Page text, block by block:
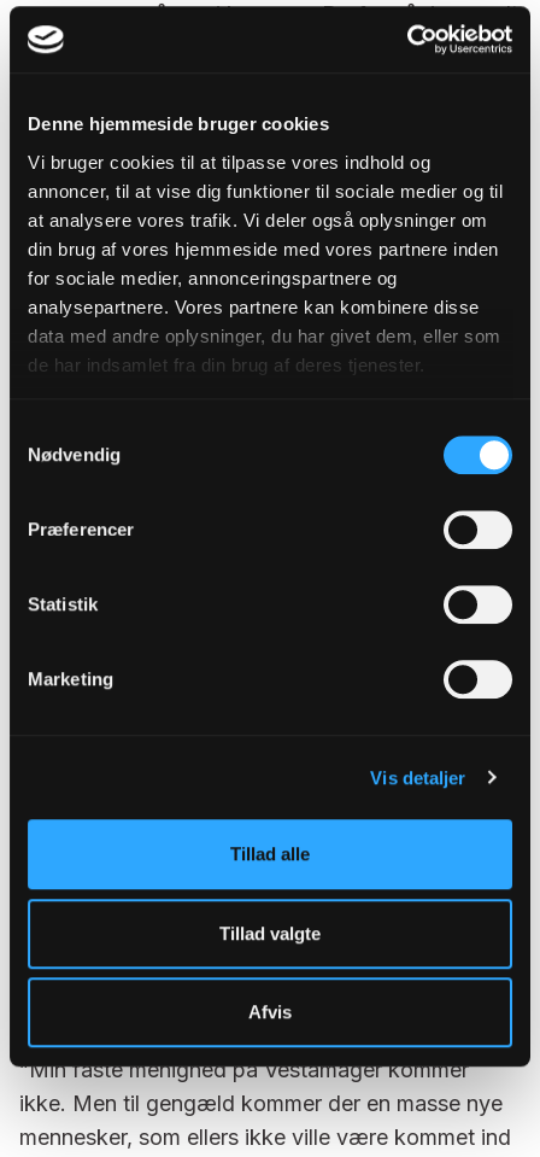
Denne hjemmeside bruger cookies
Vi bruger cookies til at tilpasse vores indhold og
annoncer, til at vise dig funktioner til sociale medier og til
at analysere vores trafik. Vi deler også oplysninger om
din brug af vores hjemmeside med vores partnere inden
for sociale medier, annonceringspartnere og
analysepartnere. Vores partnere kan kombinere disse
data med andre oplysninger, du har givet dem, eller som
de har indsamlet fra din brug af deres tjenester.
Nødvendig
Præferencer
Statistik
Marketing
Vis detaljer
Tillad alle
Tillad valgte
Afvis
mange er også nye i kroppen. Derfor går jeg rundt
og hjælper deltagerne med at finde bedst muligt
For Kamilla Bugge er det helt afgørende at være
med til at give det moderne menneske svar på
dets søgen. Hendes grundlæggende erfaring er
nemlig, at mange søger efter spiritualitet,
autenticitet og mening.
Det her er altså en måde at åbne kirken op på
Selvom den spiritualitet, man kan opleve ved at
dyrke yoga i kirkerummet, måske er anderledes
gudstjeneste, fastholder Kamilla Bugge, at det har
”Når vi laver yoga i kirken, handler det også om
Der er nemlig både bibellæsninger, bønner og
velsignelse med i sessionen. Ifølge præsten
hænger kristendom og åbenhed sammen, og
nødvendigvis, de samme deltagere, der dukker op
til yoga, som til den traditionelle gudstjeneste.
”Min faste menighed på Vestamager kommer
ikke. Men til gengæld kommer der en masse nye
mennesker, som ellers ikke ville være kommet ind